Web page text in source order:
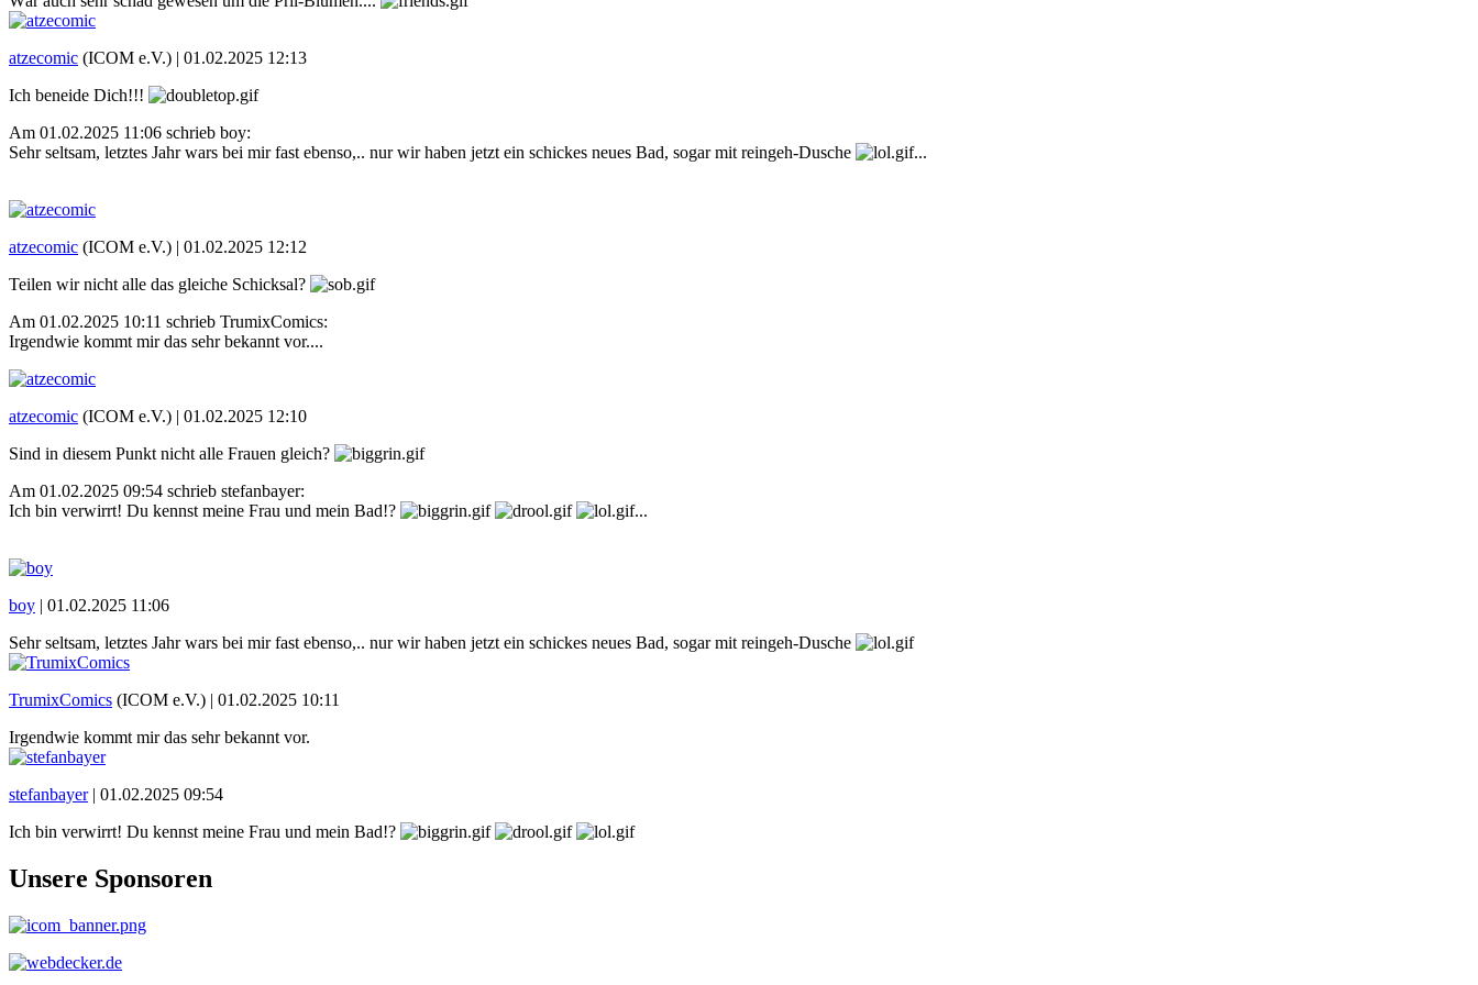
atzecomic (ICOM e.V.) | 01.02.2025 12:13
Ich beneide Dich!!!
Am 01.02.2025 11:06 schrieb boy:
Sehr seltsam, letztes Jahr wars bei mir fast ebenso,.. nur wir haben jetzt ein schickes neues Bad, sogar mit reingeh-Dusche
...
atzecomic (ICOM e.V.) | 01.02.2025 12:12
Teilen wir nicht alle das gleiche Schicksal?
Am 01.02.2025 10:11 schrieb TrumixComics:
Irgendwie kommt mir das sehr bekannt vor....
atzecomic (ICOM e.V.) | 01.02.2025 12:10
Sind in diesem Punkt nicht alle Frauen gleich?
Am 01.02.2025 09:54 schrieb stefanbayer:
Ich bin verwirrt! Du kennst meine Frau und mein Bad!?
...
boy | 01.02.2025 11:06
Sehr seltsam, letztes Jahr wars bei mir fast ebenso,.. nur wir haben jetzt ein schickes neues Bad, sogar mit reingeh-Dusche
TrumixComics (ICOM e.V.) | 01.02.2025 10:11
Irgendwie kommt mir das sehr bekannt vor.
stefanbayer| 01.02.2025 09:54
Ich bin verwirrt! Du kennst meine Frau und mein Bad!?
Unsere Sponsoren